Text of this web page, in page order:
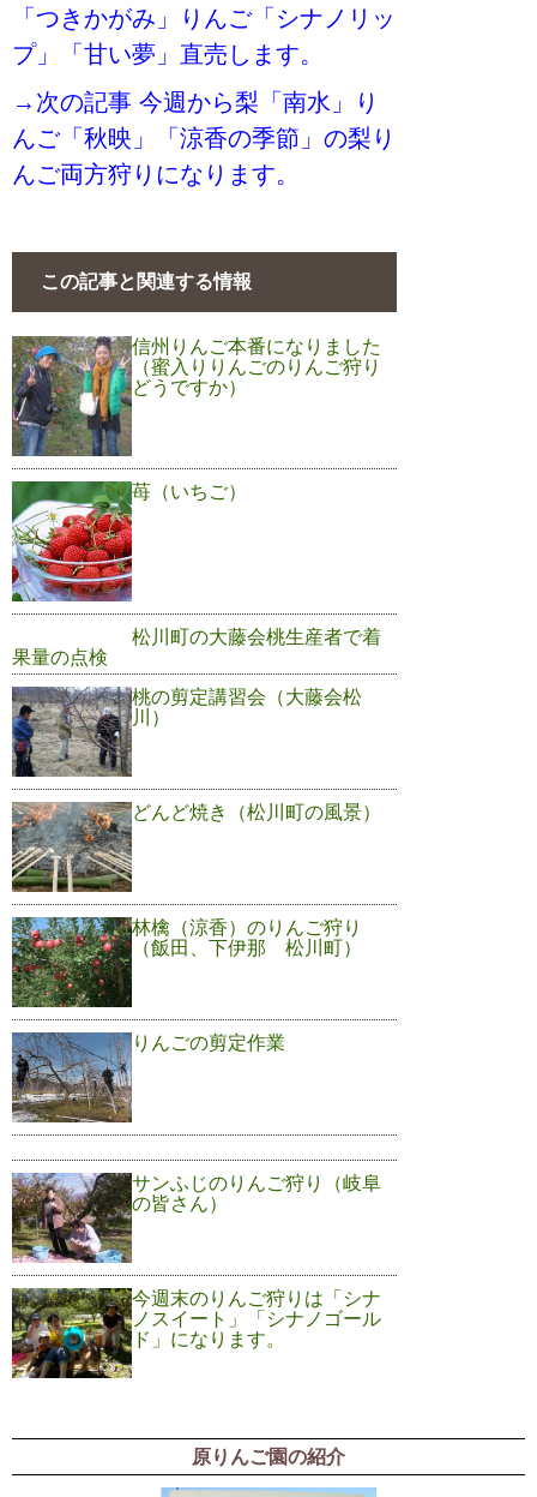
「つきかがみ」りんご「シナノリッ
プ」「甘い夢」直売します。
→次の記事 今週から梨「南水」り
んご「秋映」「涼香の季節」の梨り
んご両方狩りになります。
この記事と関連する情報
信州りんご本番になりました
（蜜入りりんごのりんご狩り
どうですか）
苺（いちご）
松川町の大藤会桃生産者で着
果量の点検
桃の剪定講習会（大藤会松
川）
どんど焼き（松川町の風景）
林檎（涼香）のりんご狩り
（飯田、下伊那 松川町）
りんごの剪定作業
サンふじのりんご狩り（岐阜
の皆さん）
今週末のりんご狩りは「シナ
ノスイート」「シナノゴール
ド」になります。
原りんご園の紹介